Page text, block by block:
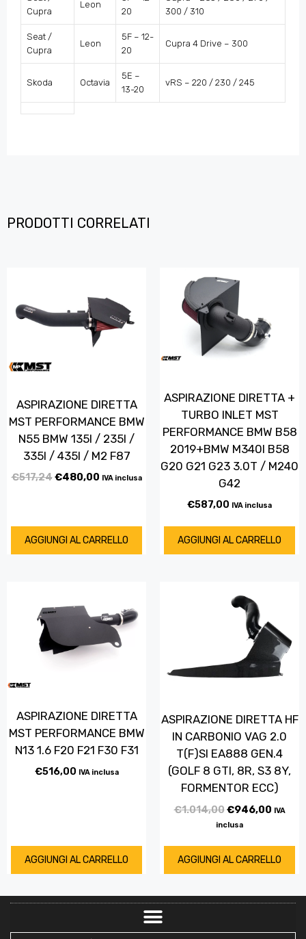
Cupra
Leon
20
300 / 310
Seat /
Cupra
Leon
5F – 12-
20
Cupra 4 Drive – 300
Skoda Octavia
5E –
13-20
vRS – 220 / 230 / 245
PRODOTTI CORRELATI
ASPIRAZIONE DIRETTA
MST PERFORMANCE BMW
N55 BMW 135I / 235I /
335I / 435I / M2 F87
€517,24€480,00 IVA inclusa
AGGIUNGI AL CARRELLO
ASPIRAZIONE DIRETTA +
TURBO INLET MST
PERFORMANCE BMW B58
2019+BMW M340I B58
G20 G21 G23 3.0T / M240
G42
€587,00 IVA inclusa
AGGIUNGI AL CARRELLO
ASPIRAZIONE DIRETTA
MST PERFORMANCE BMW
N13 1.6 F20 F21 F30 F31
€516,00 IVA inclusa
AGGIUNGI AL CARRELLO
ASPIRAZIONE DIRETTA HF
IN CARBONIO VAG 2.0
T(F)SI EA888 GEN.4
(GOLF 8 GTI, 8R, S3 8Y,
FORMENTOR ECC)
€1.014,00€946,00 IVA
inclusa
AGGIUNGI AL CARRELLO